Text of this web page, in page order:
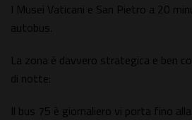
I Musei Vaticani e San Pietro a 20
autobus.
La zona è davvero strategica e ben
di notte:
Il bus 75 è giornaliero vi porta fino